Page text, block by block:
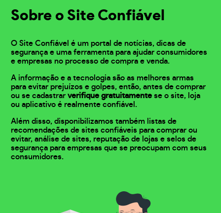
Sobre o Site Confiável
O Site Confiável é um portal de notícias, dicas de
segurança e uma ferramenta para ajudar consumidores
e empresas no processo de compra e venda.
A informação e a tecnologia são as melhores armas
para evitar prejuízos e golpes, então, antes de comprar
ou se cadastrarverifique gratuitamente se o site, loja
ou aplicativo é realmente confiável.
Além disso, disponibilizamos também listas de
recomendações de sites confiáveis para comprar ou
evitar, análise de sites, reputação de lojas e selos de
segurança para empresas que se preocupam com seus
consumidores.